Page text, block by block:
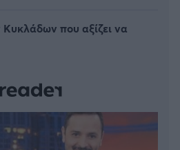
που αξίζει να